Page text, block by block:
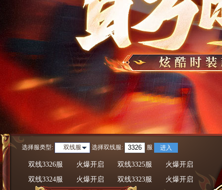
选择服类型: 双线服 选择双线服: 服 进入
双线3326服 火爆开启 双线3325服
火爆开启
双线3324服
火爆开启 双线3323服
火爆开启